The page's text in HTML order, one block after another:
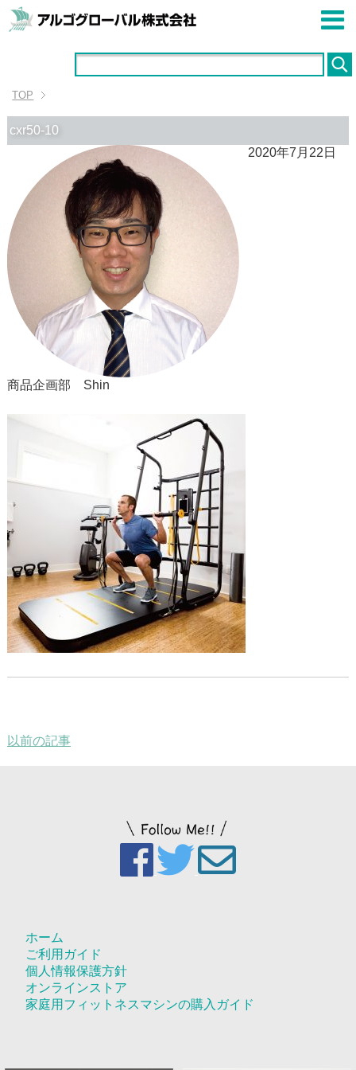
TOP
cxr50-10
2020年7月22日
商品企画部 Shin
以前の記事
ホーム
ご利用ガイド
個人情報保護方針
オンラインストア
家庭用フィットネスマシンの購入ガイド